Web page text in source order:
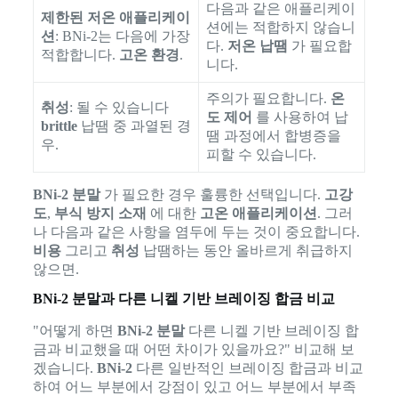
제한된 저온 애플리케이
션: BNi-2는 다음에 가장
적합합니다. 고온 환경.
다음과 같은 애플리케이
션에는 적합하지 않습니
다. 저온 납땜 가 필요합
니다.
취성: 될 수 있습니다
brittle납땜 중 과열된 경
우.
주의가 필요합니다. 온
도 제어 를 사용하여 납
땜 과정에서 합병증을
피할 수 있습니다.
BNi-2 분말가 필요한 경우 훌륭한 선택입니다. 고강
도, 부식 방지 소재 에 대한 고온 애플리케이션. 그러
나 다음과 같은 사항을 염두에 두는 것이 중요합니다.
비용그리고 취성 납땜하는 동안 올바르게 취급하지
않으면.
BNi-2 분말과 다른 니켈 기반 브레이징 합금 비교
"어떻게 하면 BNi-2 분말다른 니켈 기반 브레이징 합
금과 비교했을 때 어떤 차이가 있을까요?" 비교해 보
겠습니다. BNi-2다른 일반적인 브레이징 합금과 비교
하여 어느 부분에서 강점이 있고 어느 부분에서 부족